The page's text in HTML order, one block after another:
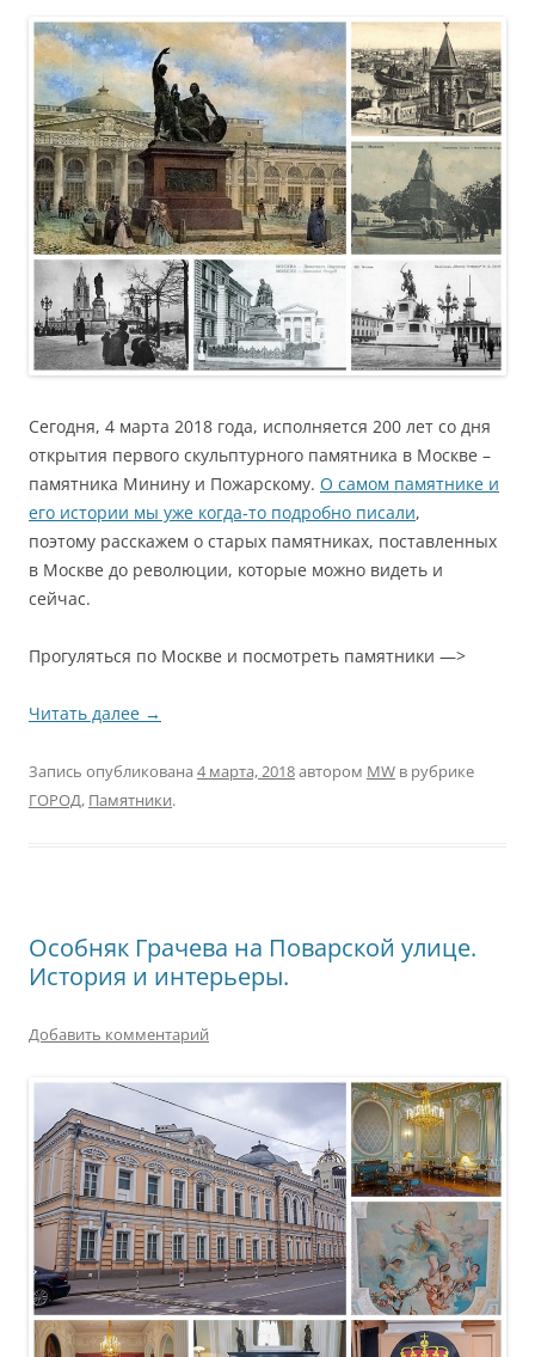
Сегодня, 4 марта 2018 года, исполняется 200 лет со дня
открытия первого скульптурного памятника в Москве –
памятника Минину и Пожарскому. О самом памятнике и
его истории мы уже когда-то подробно писали,
поэтому расскажем о старых памятниках, поставленных
в Москве до революции, которые можно видеть и
сейчас.
Прогуляться по Москве и посмотреть памятники —>
Читать далее →
Запись опубликована 4 марта, 2018автором MW в рубрике
ГОРОД, Памятники.
Особняк Грачева на Поварской улице.
История и интерьеры.
Добавить комментарий